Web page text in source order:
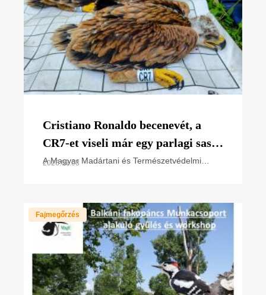
Cristiano Ronaldo becenevét, a
CR7-et viseli már egy parlagi sas
fióka is
A Magyar Madártani és Természetvédelmi
2026.07.03
Fajmegőrzés